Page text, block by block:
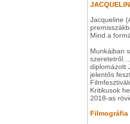
Jacqueline
Mind a
Munkáiban
diplomázott
jelentős
Kritikusok
2018-as
Filmográfia